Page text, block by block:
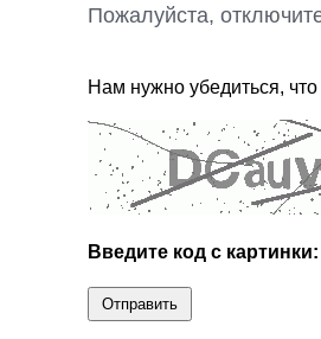
Пожалуйста,
Нам нужно убедиться,
Введите код с картинки:
Отправить